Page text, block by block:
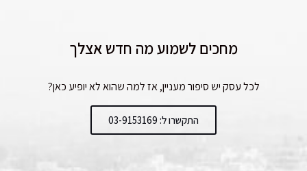
מחכים לשמוע מה חדש אצלך
לכל עסק יש סיפור מעניין, אז למה שהוא לא יופיע כאן?
התקשרו ל: 03-9153169